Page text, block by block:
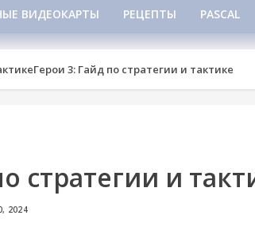
ВИДЕОКАРТЫ РЕЦЕПТЫ PASCAL
Герои 3: Гайд по стратегии и тактике
стратегии и
2024